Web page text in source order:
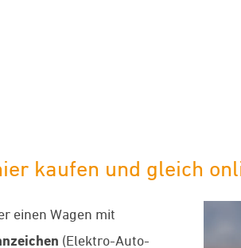
kaufen und gleich
einen Wagen mit
(Elektro-Auto-